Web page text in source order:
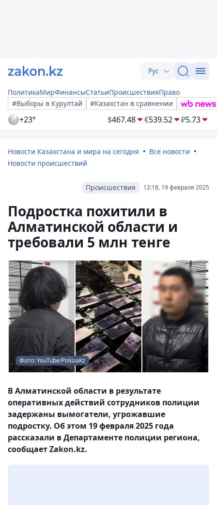
Рус
ПолитикаМирФинансыСтатьиПроисшествияПраво
#Выборы в Курултай
#Казахстан в сравнении
+23° $467.48 €539.52 ₽5.73
Новости Казахстана и мира на сегодня
Все новости
Новости происшествий
12:18, 19 февраля 2025
Происшествия
Подростка похитили в
Алматинской области и
требовали 5 млн тенге
Фото: YouTube/PolisiaKz
В Алматинской области в результате
оперативных действий сотрудников полиции
задержаны вымогатели, угрожавшие
подростку. Об этом 19 февраля 2025 года
рассказали в Департаменте полиции региона,
сообщает Zakon.kz.